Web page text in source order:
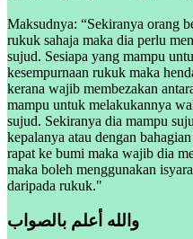
Maksudnya: “Sekiranya orang
rukuk sahaja maka dia perlu
sujud. Sesiapa yang mampu
kesempurnaan rukuk maka
kerana wajib membezakan
mampu untuk melakukannya
sujud. Sekiranya dia mampu
kepalanya atau dengan
rapat ke bumi maka wajib dia
maka boleh menggunakan
daripada rukuk."
والله أعلم بالصواب